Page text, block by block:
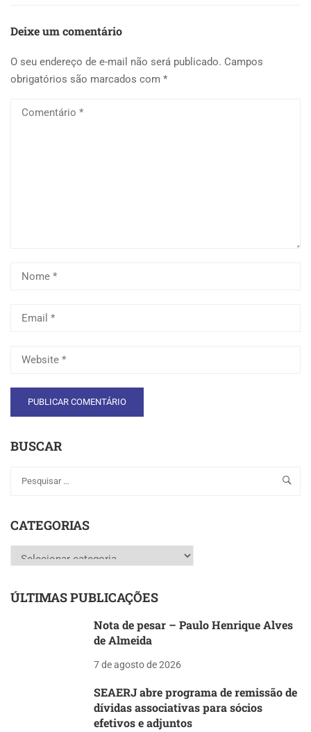
Deixe um comentário
O seu endereço de e-mail não será publicado. Campos
obrigatórios são marcados com *
BUSCAR
CATEGORIAS
Categorias
ÚLTIMAS PUBLICAÇÕES
Nota de pesar – Paulo Henrique Alves
de Almeida
7 de agosto de 2026
SEAERJ abre programa de remissão de
dívidas associativas para sócios
efetivos e adjuntos